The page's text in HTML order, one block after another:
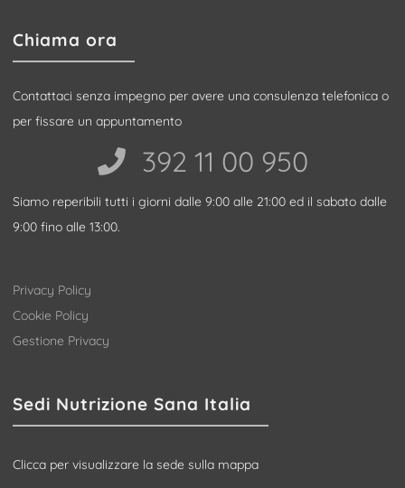
Chiama ora
Contattaci senza impegno per avere una consulenza telefonica o
per fissare un appuntamento
392 11 00 950‬
Siamo reperibili tutti i giorni dalle 9:00 alle 21:00 ed il sabato dalle
9:00 fino alle 13:00.
Privacy Policy
Cookie Policy
Gestione Privacy
Sedi Nutrizione Sana Italia
Clicca per visualizzare la sede sulla mappa